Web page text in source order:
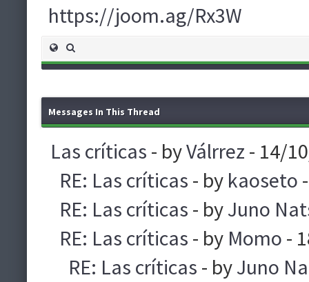
https://joom.ag/Rx3W
Messages In This Thread
Las críticas - byVálrrez - 14/
RE: Las críticas - by kaoseto
RE: Las críticas - byJuno
RE: Las críticas - by Momo -
RE: Las críticas - byJuno